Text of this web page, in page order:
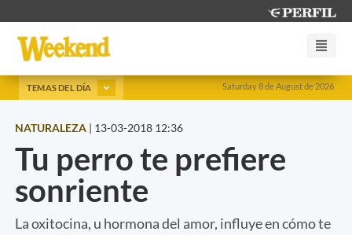
Saturday 8 de August de 2026
TEMAS DEL DÍA
NATURALEZA | 13-03-2018 12:36
Tu perro te prefiere
sonriente
La oxitocina, u hormona del amor, influye en cómo te